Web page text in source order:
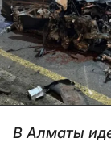
В Алматы